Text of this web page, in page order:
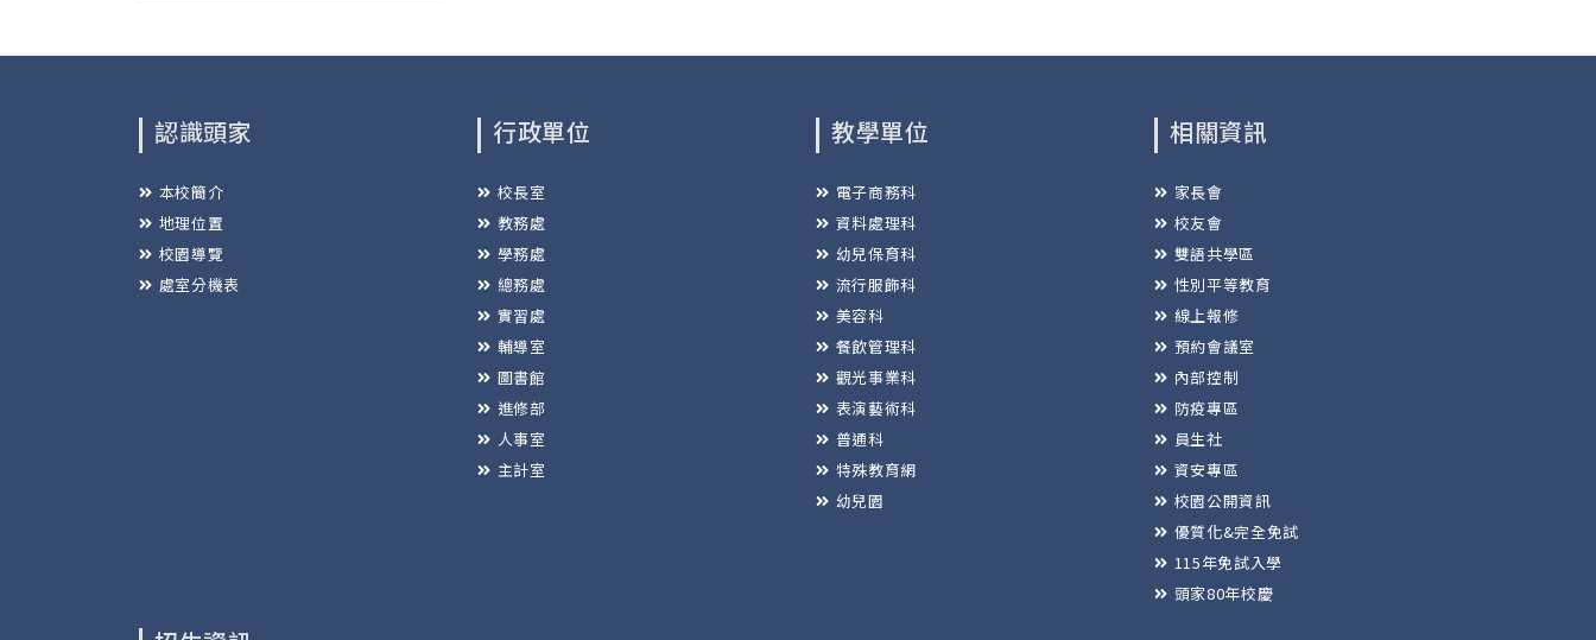
認識頭家
本校簡介
地理位置
校園導覽
處室分機表
行政單位
校長室
教務處
學務處
總務處
實習處
輔導室
圖書館
進修部
人事室
主計室
教學單位
電子商務科
資料處理科
幼兒保育科
流行服飾科
美容科
餐飲管理科
觀光事業科
表演藝術科
普通科
特殊教育網
幼兒園
相關資訊
家長會
校友會
雙語共學區
性別平等教育
線上報修
預約會議室
內部控制
防疫專區
員生社
資安專區
校園公開資訊
優質化&完全免試
115年免試入學
頭家80年校慶